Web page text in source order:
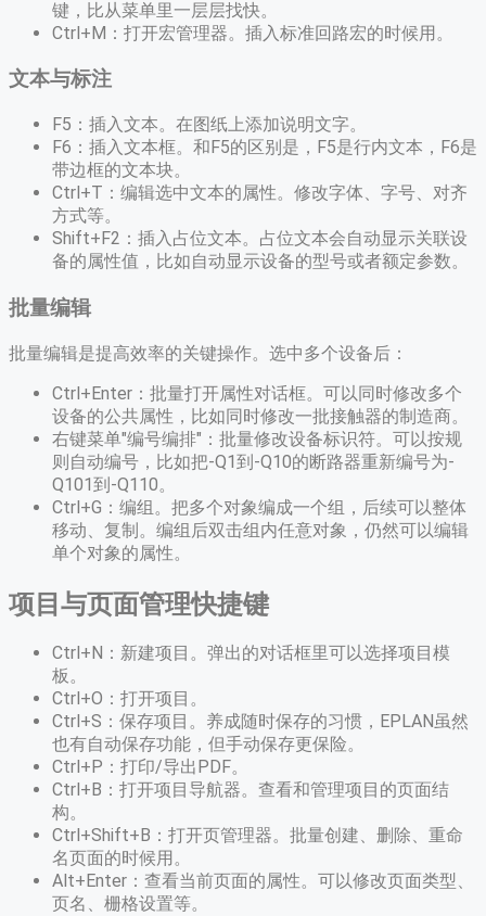
键，比从菜单里一层层找快。
Ctrl+M：打开宏管理器。插入标准回路宏的时候用。
文本与标注
F5：插入文本。在图纸上添加说明文字。
F6：插入文本框。和F5的区别是，F5是行内文本，F6是
带边框的文本块。
Ctrl+T：编辑选中文本的属性。修改字体、字号、对齐
方式等。
Shift+F2：插入占位文本。占位文本会自动显示关联设
备的属性值，比如自动显示设备的型号或者额定参数。
批量编辑
批量编辑是提高效率的关键操作。选中多个设备后：
Ctrl+Enter：批量打开属性对话框。可以同时修改多个
设备的公共属性，比如同时修改一批接触器的制造商。
右键菜单"编号编排"：批量修改设备标识符。可以按规
则自动编号，比如把-Q1到-Q10的断路器重新编号为-
Q101到-Q110。
Ctrl+G：编组。把多个对象编成一个组，后续可以整体
移动、复制。编组后双击组内任意对象，仍然可以编辑
单个对象的属性。
项目与页面管理快捷键
Ctrl+N：新建项目。弹出的对话框里可以选择项目模
板。
Ctrl+O：打开项目。
Ctrl+S：保存项目。养成随时保存的习惯，EPLAN虽然
也有自动保存功能，但手动保存更保险。
Ctrl+P：打印/导出PDF。
Ctrl+B：打开项目导航器。查看和管理项目的页面结
构。
Ctrl+Shift+B：打开页管理器。批量创建、删除、重命
名页面的时候用。
Alt+Enter：查看当前页面的属性。可以修改页面类型、
页名、栅格设置等。